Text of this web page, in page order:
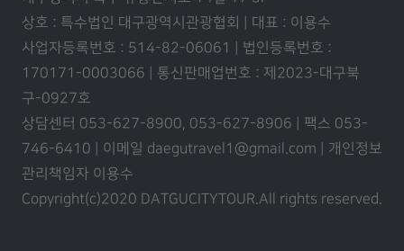
상호 : 특수법인 대구광역시관광협회 | 대표 : 이용수
사업자등록번호 : 514-82-06061 | 법인등록번호 :
170171-0003066 | 통신판매업번호 : 제2023-대구북
구-0927호
상담센터 053-627-8900, 053-627-8906 | 팩스 053-
746-6410 | 이메일 daegutravel1@gmail.com | 개인정보
관리책임자 이용수
Copyright(c)2020 DATGUCITYTOUR.All rights reserved.